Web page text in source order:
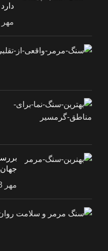
مهر 23, 1404
مهر 23, 1404